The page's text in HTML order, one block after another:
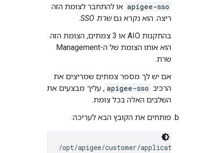
apigee-sso או להתחבר לצומת הזה
ריצה. הוא נקרא גםשרת SSO
.
בהתקנות AIO או 3 צמתים, הצומת הזה
הוא אותו הצומת של ה-Management
שרת.
אם יש לך מספר צמתים שמריצים את
הרכיב apigee-sso , עליך מבצעים את
השלבים האלה בכל צומת.
פותחים את הקובץ הבא לעריכה:
/opt/apigee/customer/application/